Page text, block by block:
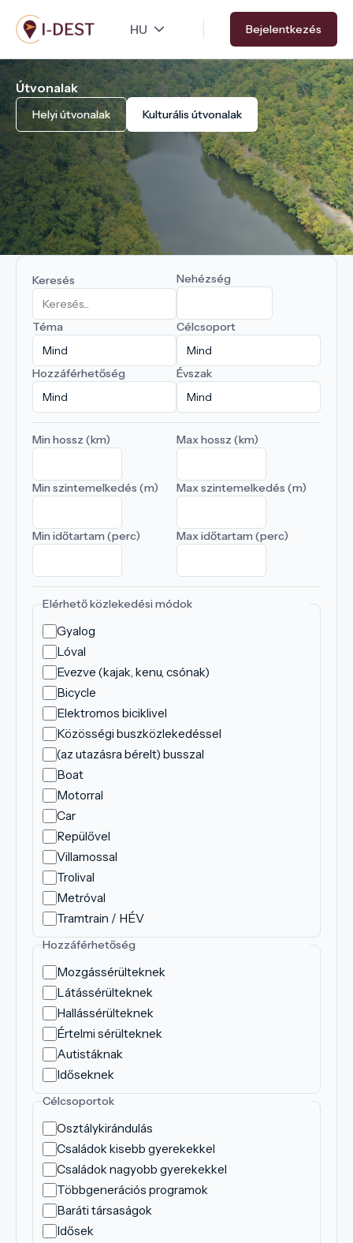
Ugrás
a
tartalomra
Bejelentkezés
Útvonalak
Helyi útvonalak Kulturális útvonalak
Keresés Nehézség
Téma Célcsoport
Hozzáférhetőség Évszak
Min hossz (km) Max hossz (km)
Min szintemelkedés (m) Max szintemelkedés (m)
Min időtartam (perc) Max időtartam (perc)
Elérhető közlekedési módok
Gyalog
Lóval
Evezve (kajak, kenu, csónak)
Bicycle
Elektromos biciklivel
Közösségi buszközlekedéssel
(az utazásra bérelt) busszal
Boat
Motorral
Car
Repülővel
Villamossal
Trolival
Metróval
Tramtrain / HÉV
Hozzáférhetőség
Mozgássérülteknek
Látássérülteknek
Hallássérülteknek
Értelmi sérülteknek
Autistáknak
Időseknek
Célcsoportok
Osztálykirándulás
Családok kisebb gyerekekkel
Családok nagyobb gyerekekkel
Többgenerációs programok
Baráti társaságok
Idősek